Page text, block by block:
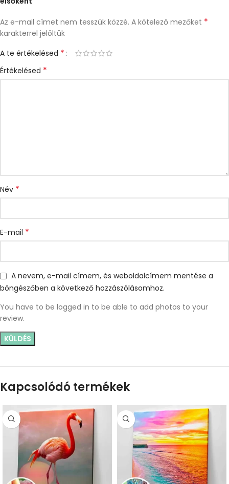
Az e-mail címet nem tesszük közzé. A kötelező mezőket *
karakterrel jelöltük
A te értékelésed *
Értékelésed *
Név *
E-mail *
A nevem, e-mail címem, és weboldalcímem mentése a
böngészőben a következő hozzászólásomhoz.
You have to be logged in to be able to add photos to your
review.
Kapcsolódó termékek